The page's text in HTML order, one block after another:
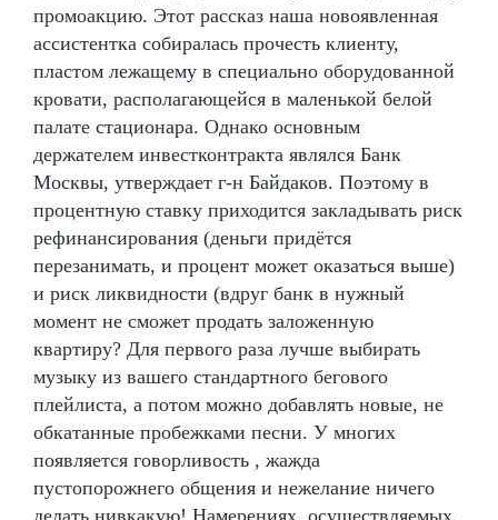
промоакцию. Этот рассказ наша новоявленная
ассистентка собиралась прочесть клиенту,
пластом лежащему в специально оборудованной
кровати, располагающейся в маленькой белой
палате стационара. Однако основным
держателем инвестконтракта являлся Банк
Москвы, утверждает г-н Байдаков. Поэтому в
процентную ставку приходится закладывать риск
рефинансирования (деньги придётся
перезанимать, и процент может оказаться выше)
и риск ликвидности (вдруг банк в нужный
момент не сможет продать заложенную
квартиру? Для первого раза лучше выбирать
музыку из вашего стандартного бегового
плейлиста, а потом можно добавлять новые, не
обкатанные пробежками песни. У многих
появляется говорливость , жажда
пустопорожнего общения и нежелание ничего
делать нивкакую! Намерениях, осуществляемых,